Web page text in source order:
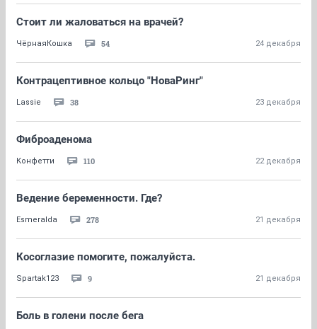
Стоит ли жаловаться на врачей?
ЧёрнаяКошка 54 24 декабря
Контрацептивное кольцо "НоваРинг"
Lassie 38 23 декабря
Фиброаденома
Конфетти 110 22 декабря
Ведение беременности. Где?
Esmeralda 278 21 декабря
Косоглазие помогите, пожалуйста.
Spartak123 9 21 декабря
Боль в голени после бега